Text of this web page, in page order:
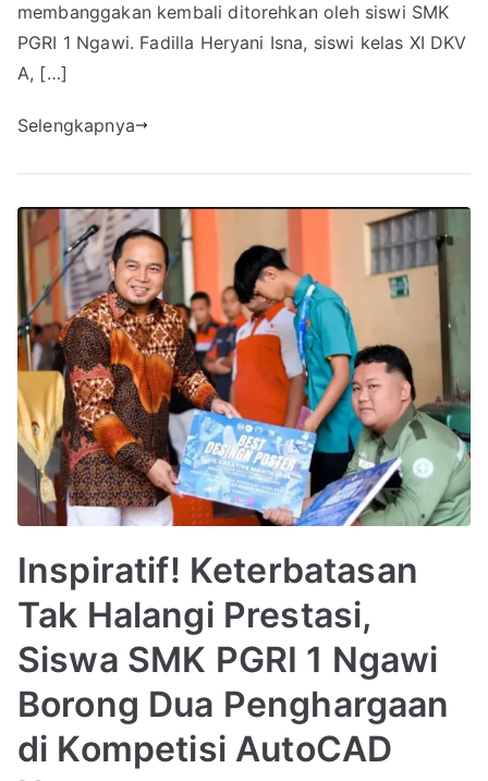
membanggakan kembali ditorehkan oleh siswi SMK
PGRI 1 Ngawi. Fadilla Heryani Isna, siswi kelas XI DKV
A, […]
Selengkapnya
Inspiratif! Keterbatasan
Tak Halangi Prestasi,
Siswa SMK PGRI 1 Ngawi
Borong Dua Penghargaan
di Kompetisi AutoCAD